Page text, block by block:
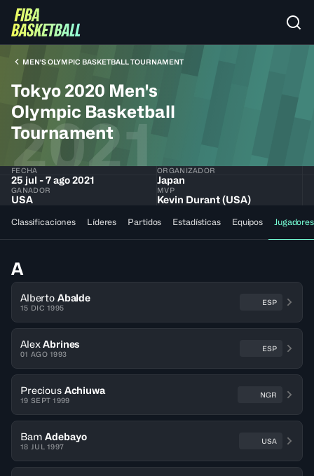
MEN'S OLYMPIC BASKETBALL TOURNAMENT
Tokyo 2020 Men's
Olympic Basketball
Tournament
2021
FECHA
25 jul - 7 ago 2021
ORGANIZADOR
Japan
GANADOR
USA
MVP
Kevin Durant (USA)
Classificaciones Líderes Partidos Estadísticas Equipos Jugadores
A
Alberto Abalde
15 DIC 1995
ESP
Alex Abrines
01 AGO 1993
ESP
Precious Achiuwa
19 SEPT 1999
NGR
Bam Adebayo
18 JUL 1997
USA